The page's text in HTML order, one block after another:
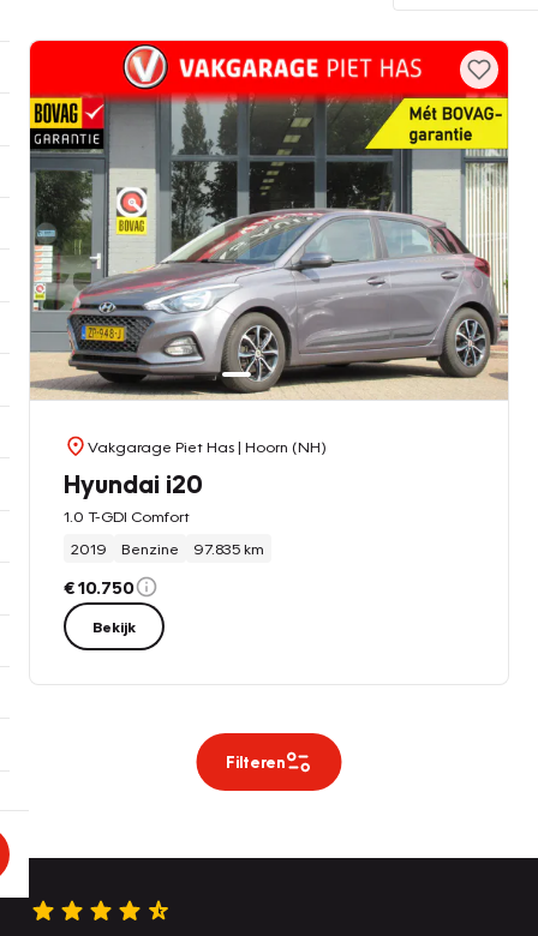
Vakgarage Piet Has| Hoorn (NH)
Hyundai i20
1.0 T-GDI Comfort
2019
Benzine 97.835 km
€ 10.750
Bekijk
Filteren